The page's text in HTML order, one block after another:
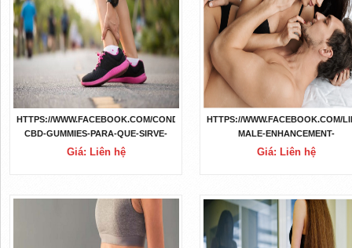
HTTPS://WWW.FACEBOOK.COM/CONDOR-
CBD-GUMMIES-PARA-QUE-SIRVE-
104898132251320
Giá: Liên hệ
HTTPS://WWW.FACEBOOK.COM/
MALE-ENHANCEMENT-
102797152527665
Giá: Liên hệ